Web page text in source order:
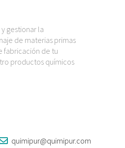
gestionar la
de materias primas
fabricación de tu
productos químicos
quimipur@quimipur.com